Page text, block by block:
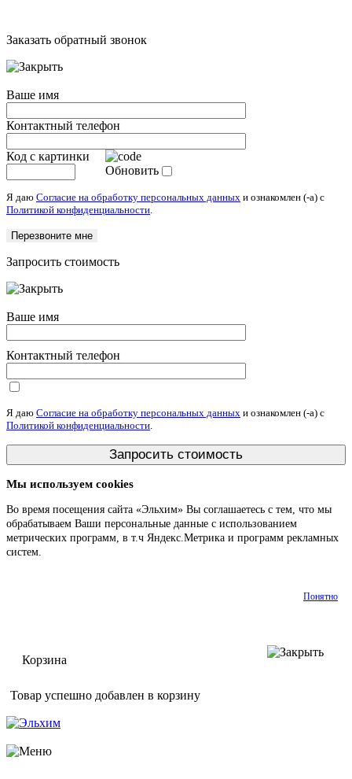
Заказать обратный звонок
Ваше имя
Контактный телефон
Код с картинки
Обновить
Я даю Согласие на обработку персональных данных и ознакомлен (-а) c
Политикой конфиденциальности.
Запросить стоимость
Ваше имя
Контактный телефон
Я даю Согласие на обработку персональных данных и ознакомлен (-а) c
Политикой конфиденциальности.
Мы используем cookies
Во время посещения сайта «Эльхим» Вы соглашаетесь с тем, что мы
обрабатываем Ваши персональные данные с использованием
метрических программ, в т.ч Яндекс.Метрика и программ рекламных
систем.
Понятно
Корзина
Товар успешно добавлен в корзину